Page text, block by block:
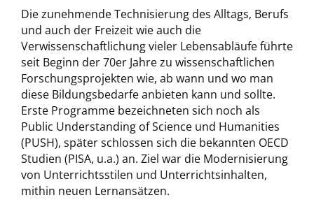
Die zunehmende Technisierung des Alltags, Berufs
und auch der Freizeit wie auch die
Verwissenschaftlichung vieler Lebensabläufe führte
seit Beginn der 70er Jahre zu wissenschaftlichen
Forschungsprojekten wie, ab wann und wo man
diese Bildungsbedarfe anbieten kann und sollte.
Erste Programme bezeichneten sich noch als
Public Understanding of Science und Humanities
(PUSH), später schlossen sich die bekannten OECD
Studien (PISA, u.a.) an. Ziel war die Modernisierung
von Unterrichtsstilen und Unterrichtsinhalten,
mithin neuen Lernansätzen.